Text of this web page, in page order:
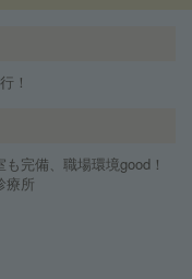
！
完備、職場環境good！
療所